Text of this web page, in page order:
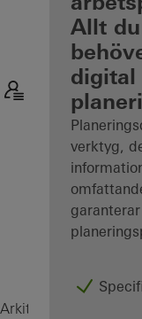
arkitekt
Min
Allt du
digital
verktyg,
Arkitekter